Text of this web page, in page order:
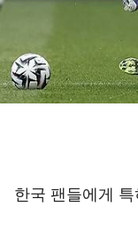
한국 팬들에게